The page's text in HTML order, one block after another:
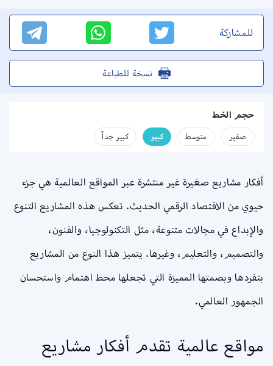
للمشاركة
نسخة للطباعة
حجم الخط
صفير متوسط كبير كبير جداً
أفكار مشاريع صغيرة غير منتشرة عبر المواقع العالمية هي جزء
حيوي من الاقتصاد الرقمي الحديث. تعكس هذه المشاريع التنوع
والإبداع في مجالات متنوعة، مثل التكنولوجيا، والفنون،
والتصميم، والتعليم، وغيرها. يتميز هذا النوع من المشاريع
بتفردها وبصمتها المميزة التي تجعلها محط اهتمام واستحسان
الجمهور العالمي.
مواقع عالمية تقدم أفكار مشاريع